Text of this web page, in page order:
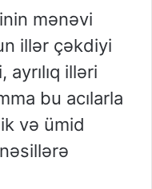
mənəvi
illər çəkdiyi
illəri
bu acılarla
və ümid